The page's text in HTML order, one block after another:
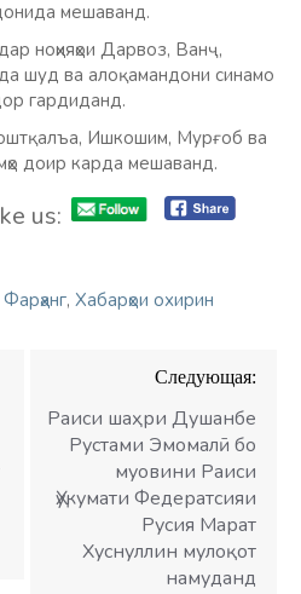
мешаванд.
ноҳияҳои Дарвоз, Ванҷ,
шуд ва алоқамандони синамо
гардиданд.
Ишкошим, Мурғоб ва
доир карда мешаванд.
us:
Фарҳанг, Хабарҳои охирин
Следующая:
Раиси шаҳри Душанбе
Рустами Эмомалӣ бо
муовини Раиси
Ҳукумати Федератсияи
Русия Марат
Хуснуллин мулоқот
намуданд